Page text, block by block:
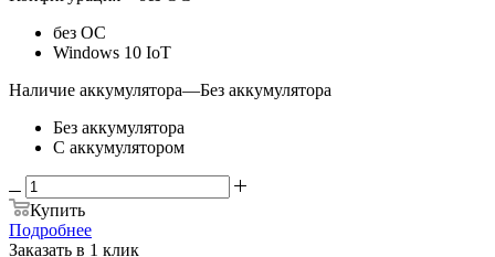
без ОС
Windows 10 IoT
Наличие аккумулятора—Без аккумулятора
Без аккумулятора
С аккумулятором
Купить
Подробнее
Заказать в 1 клик